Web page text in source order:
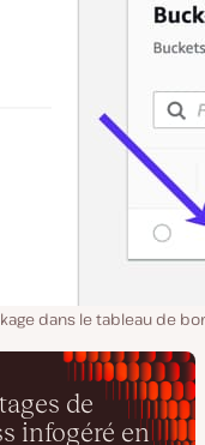
dans le tableau de